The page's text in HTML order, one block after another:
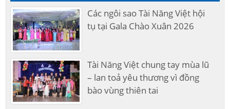
Các ngôi sao Tài Năng Việt hội
tụ tại Gala Chào Xuân 2026
Tài Năng Việt chung tay mùa lũ
– lan toả yêu thương vì đồng
bào vùng thiên tai